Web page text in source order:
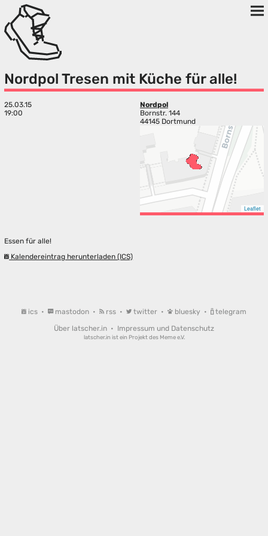
Nordpol Tresen mit Küche für alle!
25.03.15
19:00
Nordpol
Bornstr. 144
44145 Dortmund
Leaflet
Essen für alle!
Kalendereintrag herunterladen (ICS)
ics • mastodon • rss • twitter • bluesky •
telegram
Über latscher.in • Impressum und Datenschutz
latscher.in ist ein Projekt des Meme e.V.